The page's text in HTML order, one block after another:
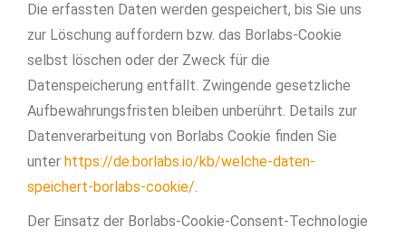
Die erfassten Daten werden gespeichert, bis Sie uns
zur Löschung auffordern bzw. das Borlabs-Cookie
selbst löschen oder der Zweck für die
Datenspeicherung entfällt. Zwingende gesetzliche
Aufbewahrungsfristen bleiben unberührt. Details zur
Datenverarbeitung von Borlabs Cookie finden Sie
unter https://de.borlabs.io/kb/welche-daten-
speichert-borlabs-cookie/.
Der Einsatz der Borlabs-Cookie-Consent-Technologie